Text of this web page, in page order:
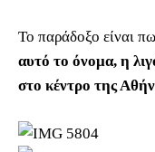
Το παράδοξο είναι
αυτό το όνομα, η
στο κέντρο της